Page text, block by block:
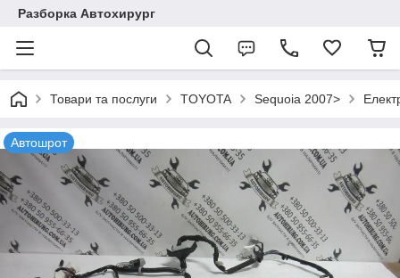
Разборка Автохирург
Товари та послуги TOYOTA Sequoia 2007>
Автошрот